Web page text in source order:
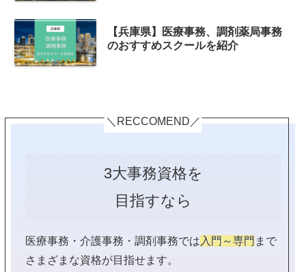
【兵庫県】医療事務、調剤薬局事務
のおすすめスクールを紹介
＼RECCOMEND／
3大事務資格を
目指すなら
医療事務・介護事務・調剤事務では 入門～専門 まで
さまざまな資格が目指せます。